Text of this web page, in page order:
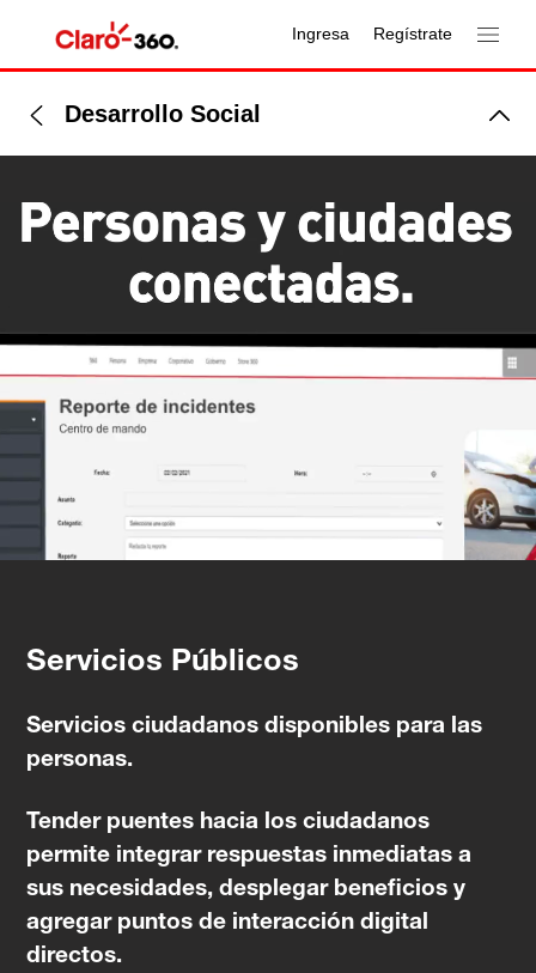
Ingresa Regístrate
Desarrollo Social
Servicios Públicos
Servicios ciudadanos disponibles para las
personas.
Tender puentes hacia los ciudadanos
permite integrar respuestas inmediatas a
sus necesidades, desplegar beneficios y
agregar puntos de interacción digital
directos.